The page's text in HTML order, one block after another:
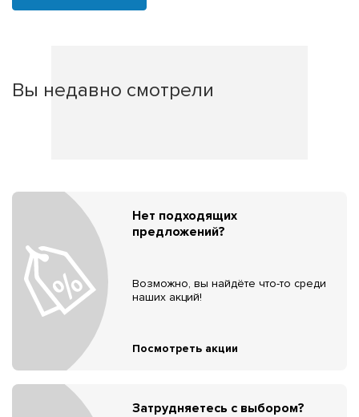
Вы недавно смотрели
Нет подходящих
предложений?
Возможно, вы найдёте что-то среди
наших акций!
Посмотреть акции
Затрудняетесь с выбором?